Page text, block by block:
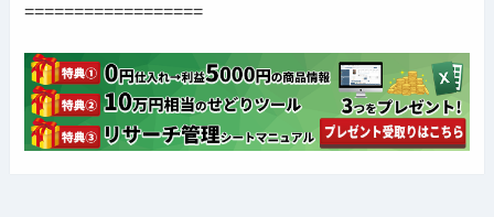
==================